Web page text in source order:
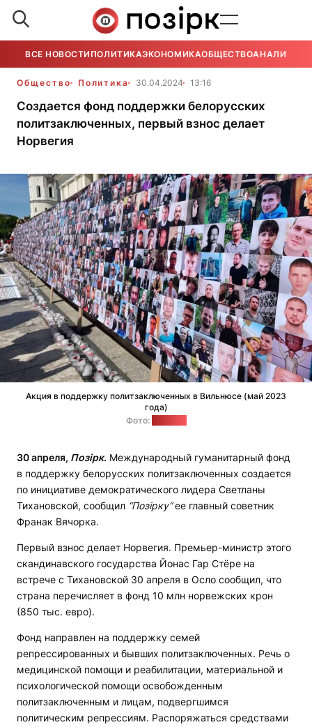
ВСЕ НОВОСТИ ПОЛИТИКАЭКОНОМИКАОБЩЕСТВОАНАЛИТИКА
Общество Политика 30.04.2024 13:16
Создается фонд поддержки белорусских
политзаключенных, первый взнос делает
Норвегия
Акция в поддержку политзаключенных в Вильнюсе (май 2023
года)
Фото:
30 апреля, Позірк. Международный гуманитарный фонд
в поддержку белорусских политзаключенных создается
по инициативе демократического лидера Светланы
Тихановской, сообщил “Позірку“ее главный советник
Франак Вячорка.
Первый взнос делает Норвегия. Премьер-министр этого
скандинавского государства Йонас Гар Стёре на
встрече с Тихановской 30 апреля в Осло сообщил, что
страна перечисляет в фонд 10 млн норвежских крон
(850 тыс. евро).
Фонд направлен на поддержку семей
репрессированных и бывших политзаключенных. Речь о
медицинской помощи и реабилитации, материальной и
психологической помощи освобожденным
политзаключенным и лицам, подвергшимся
политическим репрессиям. Распоряжаться средствами